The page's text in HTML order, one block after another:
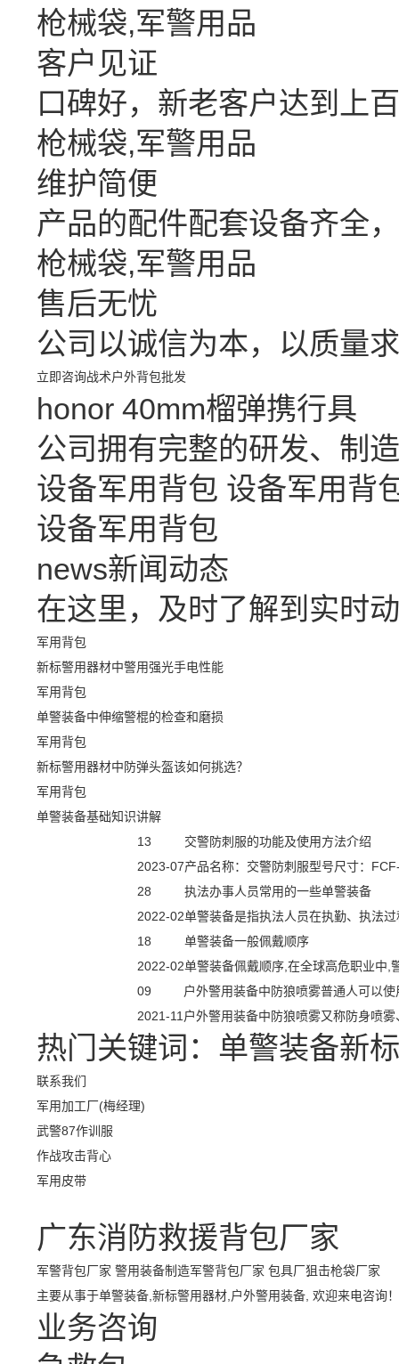
枪械袋,军警用品
客户见证
口碑好，新老客户达到上
枪械袋,军警用品
维护简便
产品的配件配套设备齐全
枪械袋,军警用品
售后无忧
公司以诚信为本，以质量
立即咨询战术户外背包批发
honor 40mm榴弹携行具
公司拥有完整的研发、制
设备军用背包 设备军用背
设备军用背包
news新闻动态
在这里，及时了解到实时
军用背包
新标警用器材中警用强光手电性能
军用背包
单警装备中伸缩警棍的检查和磨损
军用背包
新标警用器材中防弹头盔该如何挑选？
军用背包
单警装备基础知识讲解
13
2023-07
交警防刺服的功能及使用方法介绍
产品名称：交警防刺服型号尺寸：
28
2022-02
执法办事人员常用的一些单警装备
单警装备是指执法人员在执勤、执法
18
2022-02
单警装备一般佩戴顺序
单警装备佩戴顺序,在全球高危职业中,
09
2021-11
户外警用装备中防狼喷雾普通人可以使
户外警用装备中防狼喷雾又称防身喷
热门关键词： 单警装备新
联系我们
军用加工厂(梅经理)
武警87作训服
作战攻击背心
军用皮带
广东消防救援背包厂家
军警背包厂家 警用装备制造军警背包厂家 包具厂狙击枪袋厂家
主要从事于单警装备 新标警用器材 户外警用装备 , 欢迎来电咨询
业务咨询